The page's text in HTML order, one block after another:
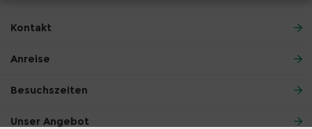
Kontakt
Anreise
Besuchszeiten
Unser Angebot